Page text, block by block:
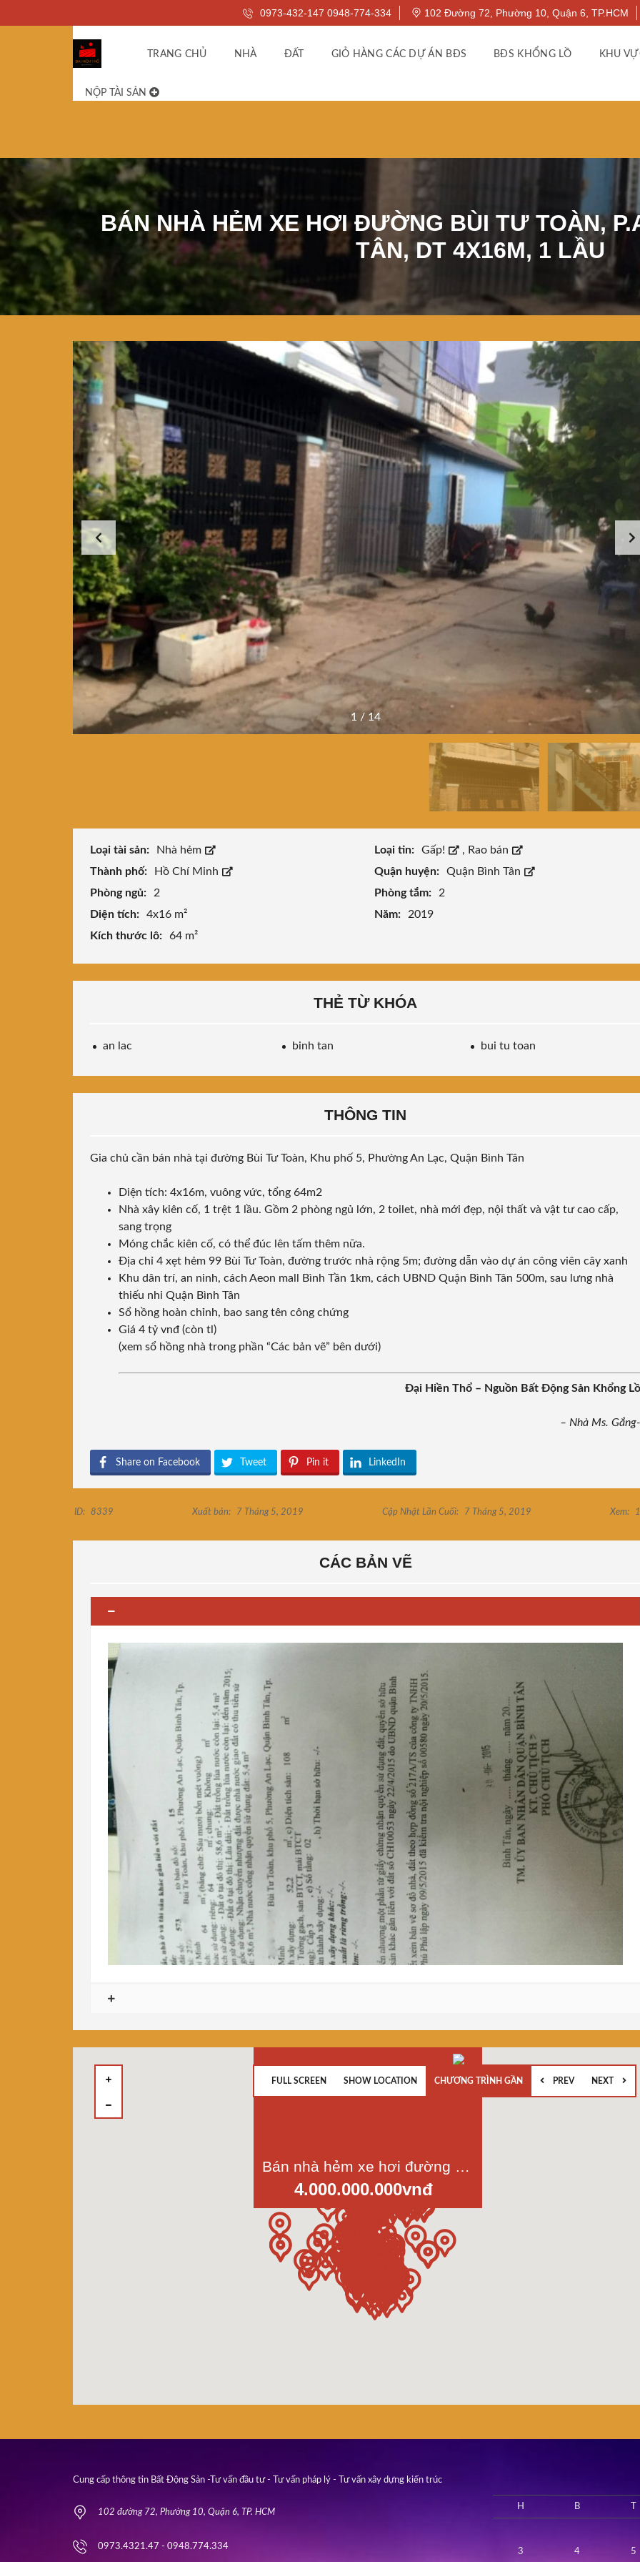
0973-432-147 0948-774-334 102 Đường 72, Phường 10, Quận 6, TP.HCM
TRANG CHỦ NHÀ ĐẤT GIỎ HÀNG CÁC DỰ ÁN BĐS BĐS KHỔNG LỒ KHU
NỘP TÀI SẢN
BÁN NHÀ HẺM XE HƠI ĐƯỜNG BÙI TƯ TOÀN,
TÂN, DT 4X16M, 1 LẦU
1 / 14
Loại tài sản: Nhà hẻm Loại tin: Gấp! , Rao bán
Thành phố:
Hồ Chí Minh Quận huyện:
Quận Bình Tân
Phòng ngủ:
2 Phòng tắm:
2
Diện tích:
4x16 m² Năm:
2019
Kích thước lô:
64 m²
THẺ TỪ KHÓA
an lac binh tan bui tu toan
THÔNG TIN
Gia chủ cần bán nhà tại đường Bùi Tư Toàn, Khu phố 5, Phường An Lạc, Quận Bình Tân
Diện tích: 4x16m, vuông vức, tổng 64m2
Nhà xây kiên cố, 1 trệt 1 lầu. Gồm 2 phòng ngủ lớn, 2 toilet, nhà mới đẹp, nội thất và vật tư cao cấp,
sang trọng
Móng chắc kiên cố, có thể đúc lên tấm thêm nữa.
Địa chỉ 4 xẹt hẻm 99 Bùi Tư Toàn, đường trước nhà rộng 5m; đường dẫn vào dự án công viên cây xanh
Khu dân trí, an ninh, cách Aeon mall Bình Tần 1km, cách UBND Quận Bình Tân 500m, sau lưng nhà
thiếu nhi Quận Bình Tân
Sổ hồng hoàn chỉnh, bao sang tên công chứng
Giá 4 tỷ vnđ (còn tl)
(xem sổ hồng nhà trong phần “Các bản vẽ” bên dưới)
Đại Hiền Thổ – Nguồn Bất Động Sản Khổng Lồ
– Nhà Ms. Gắng-
Share on Facebook Tweet Pin it LinkedIn
ID: 8339 Xuất bản: 7 Tháng 5, 2019 Cập Nhật Lần Cuối: 7 Tháng 5, 2019 Xem:
CÁC BẢN VẼ
Bán nhà hẻm xe hơi đường Bùi Tư Toàn, p.An Lạc, quận Bình Tân, dt 4x16m, 1 lầu
4.000.000.000vnđ
FULL SCREEN SHOW LOCATION CHƯƠNG TRÌNH GẦN PREV NEXT
Cung cấp thông tin Bất Động Sản -Tư vấn đầu tư - Tư vấn pháp lý - Tư vấn xây dựng kiến trúc
102 đường 72, Phường 10, Quận 6, TP. HCM
0973.4321.47 - 0948.774.334
H B
3 4 5